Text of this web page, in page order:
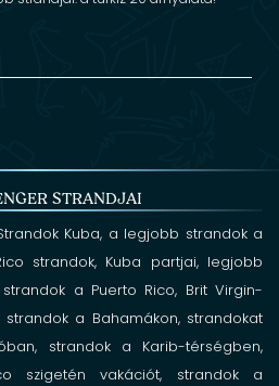
STRANDJAI
Kuba, a legjobb strandok a
strandok, Kuba partjai, legjobb
a Puerto Rico, Brit Virgin-
strandok a Bahamákon, strandokat
strandok a Karib-térségben,
szigetén vakációt, strandok a